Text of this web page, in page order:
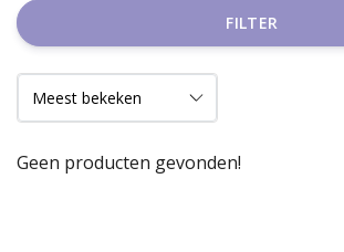
FILTER
Geen producten gevonden!